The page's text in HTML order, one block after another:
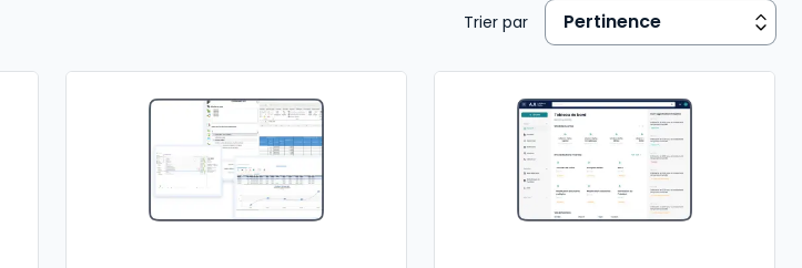
Trier par